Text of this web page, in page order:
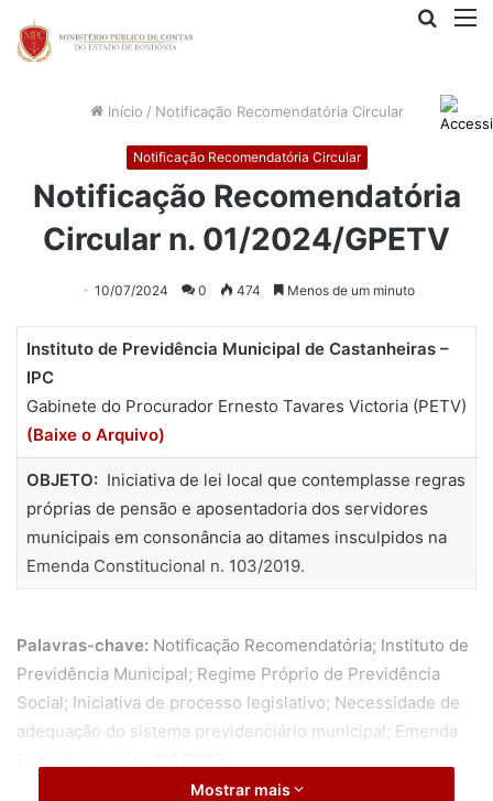
Início / Notificação Recomendatória Circular
Notificação Recomendatória Circular
Notificação Recomendatória
Circular n. 01/2024/GPETV
10/07/2024 0 474 Menos de um minuto
Instituto de Previdência Municipal de Castanheiras –
IPC
Gabinete do Procurador Ernesto Tavares Victoria (PETV)
(Baixe o Arquivo)
OBJETO:Iniciativa de lei local que contemplasse regras
próprias de pensão e aposentadoria dos servidores
municipais em consonância ao ditames insculpidos na
Emenda Constitucional n. 103/2019.
Palavras-chave: Notificação Recomendatória; Instituto de
Previdência Municipal; Regime Próprio de Previdência
Social; Iniciativa de processo legislativo; Necessidade de
adequação do sistema previdenciário municipal; Emenda
Mostrar mais